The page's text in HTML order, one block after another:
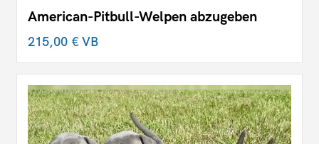
American-Pitbull-Welpen abzugeben
215,00 €VB